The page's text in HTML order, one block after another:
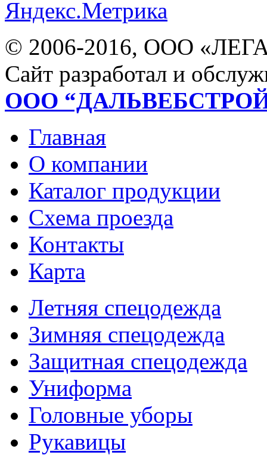
© 2006-2016, ООО
Сайт разработал и
ООО
Главная
О компании
Каталог продукции
Схема проезда
Контакты
Карта
Летняя спецодежда
Зимняя спецодежда
Защитная спецодежда
Униформа
Головные уборы
Рукавицы